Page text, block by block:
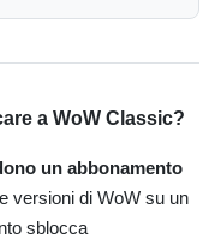
a WoW Classic?
un abbonamento
versioni di WoW su un
sblocca